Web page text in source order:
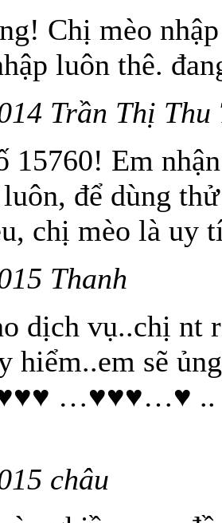
Chị mèo
luôn thê.
Trần Thị Thu
15760! Em
để dùng
chị mèo là uy
Thanh
dịch vụ..chị nt
hiểm..em sẽ
châu